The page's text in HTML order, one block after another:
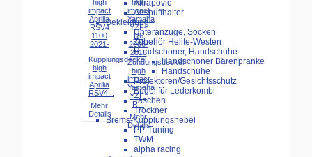
Akrapovic
Auspuffhalter
Bekleidung
Unteranzüge, Socken
Zubehör Helite-Westen
Handschoner, Handschuhe
Handschoner Bärenpranke
Handschuhe
Protektoren/Gesichtsschutz
Bügel für Lederkombi
Taschen
Trockner
Brems-Kupplungshebel
PP-Tuning
TWM
alpha racing
Kupplungsdeckel
high
impact
Aprilia
RSV4...
Mehr
Details
Zündungsdeckel
high
impact
Yamaha
YZF-
R...
Mehr
Details